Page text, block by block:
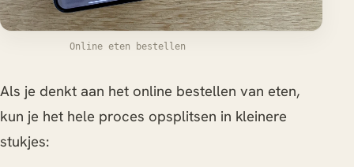
Online eten bestellen
Als je denkt aan het online bestellen van eten,
kun je het hele proces opsplitsen in kleinere
stukjes: